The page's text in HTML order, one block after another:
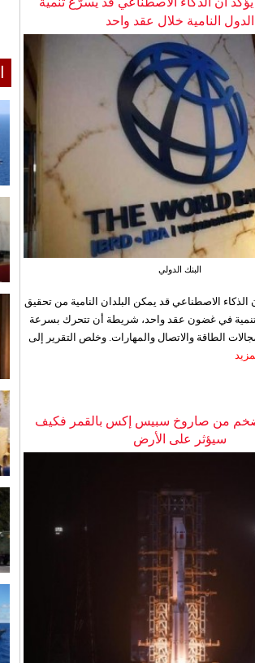
الدول النامية خلال عقد واحد
البنك الدولي
الذكاء الاصطناعي قد يمكن البلدان النامية من تحقيق
في غضون عقد واحد، شريطة أن تتحرك بسرعة
الطاقة والاتصال والمهارات. وخلص التقرير إلى
ضخم من صاروخ سبيس إكس بالقمر فكيف
سيؤثر على الأرض